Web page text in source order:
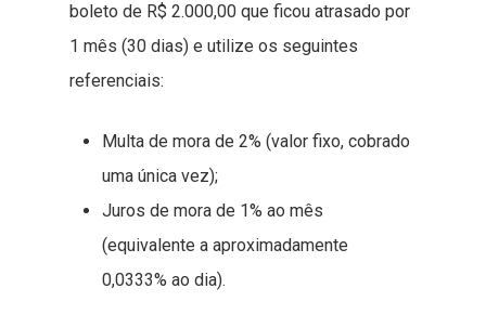
boleto de R$ 2.000,00 que ficou atrasado por
1 mês (30 dias) e utilize os seguintes
referenciais:
Multa de mora de 2% (valor fixo, cobrado
uma única vez);
Juros de mora de 1% ao mês
(equivalente a aproximadamente
0,0333% ao dia).